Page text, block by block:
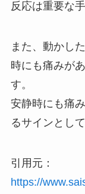
反応は重要な
また、動かし
時にも痛みが
す。
安静時にも痛
るサインとし
引用元：
https://